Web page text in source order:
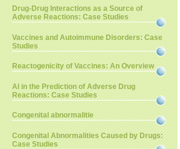
Drug-Drug Interactions as a Source of
Adverse Reactions: Case Studies
Vaccines and Autoimmune Disorders: Case
Studies
Reactogenicity of Vaccines: An Overview
AI in the Prediction of Adverse Drug
Reactions: Case Studies
Congenital abnormalitie
Congenital Abnormalities Caused by Drugs:
Case Studies